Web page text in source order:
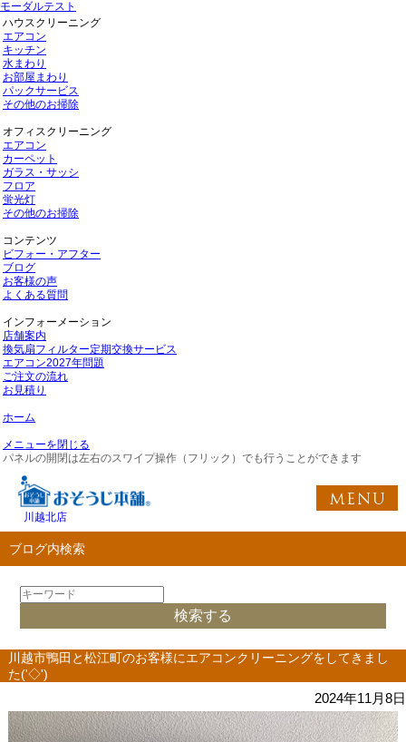
モーダルテスト
ハウスクリーニング
エアコン
キッチン
水まわり
お部屋まわり
パックサービス
その他のお掃除
オフィスクリーニング
エアコン
カーペット
ガラス・サッシ
フロア
蛍光灯
その他のお掃除
コンテンツ
ビフォー・アフター
ブログ
お客様の声
よくある質問
インフォーメーション
店舗案内
換気扇フィルター定期交換サービス
エアコン2027年問題
ご注文の流れ
お見積り
ホーム
メニューを閉じる
パネルの開閉は左右のスワイプ操作（フリック）でも行うことができます
川越北店
ブログ内検索
川越市鴨田と松江町のお客様にエアコンクリーニングをしてきまし
た('◇')ゞ
2024年11月8日